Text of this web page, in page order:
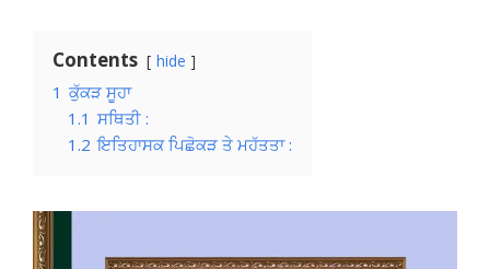
Contents hide
1 ਕੁੱਕੜ ਸੂਹਾ
1.1 ਸਥਿਤੀ :
1.2 ਇਤਿਹਾਸਕ ਪਿਛੋਕੜ ਤੇ ਮਹੱਤਤਾ :